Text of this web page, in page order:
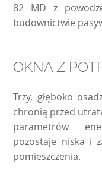
82 MD z
budownictwie
OKNA Z
Trzy, głęboko
chronią przed
parametrów
pozostaje niska i
pomieszczenia.